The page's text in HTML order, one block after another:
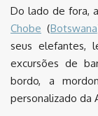
Do lado de fora,
Chobe (Botswana
seus elefantes,
excursões de
bordo, a
personalizado da